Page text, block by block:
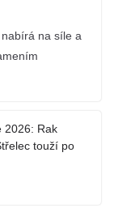
na síle a
2026: Rak
touží po